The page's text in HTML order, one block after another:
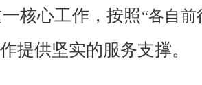
核心工作，按照“各自前
提供坚实的服务支撑。